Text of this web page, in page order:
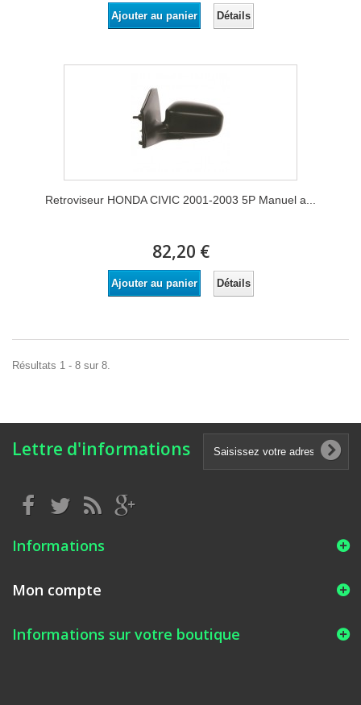
Ajouter au panier Détails
Retroviseur HONDA CIVIC 2001-2003 5P Manuel a...
82,20 €
Ajouter au panier Détails
Résultats 1 - 8 sur 8.
Lettre d'informations
Informations
Mon compte
Informations sur votre boutique